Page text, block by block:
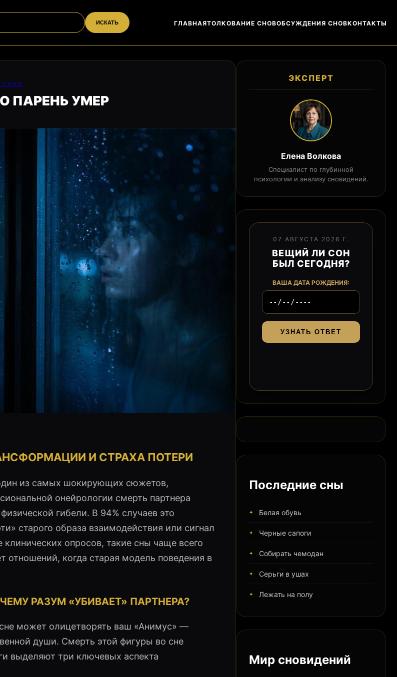
ИСКАТЬ ГЛАВНАЯТОЛКОВАНИЕ СНОВОБСУЖДЕНИЯ СНОВКОНТАКТЫ
СНОВ
ПАРЕНЬ УМЕР
И СТРАХА ПОТЕРИ
из самых шокирующих сюжетов,
онейрологии смерть партнера
гибели. В 94% случаев это
старого образа взаимодействия или сигнал
опросов, такие сны чаще всего
когда старая модель поведения в
РАЗУМ «УБИВАЕТ» ПАРТНЕРА?
может олицетворять ваш «Анимус» —
души. Смерть этой фигуры во сне
выделяют три ключевых аспекта
ЭКСПЕРТ
Елена Волкова
Специалист по глубинной
психологии и анализу сновидений.
07 АВГУСТА 2026 Г.
ВЕЩИЙ ЛИ СОН
БЫЛ СЕГОДНЯ?
ВАША ДАТА РОЖДЕНИЯ:
УЗНАТЬ ОТВЕТ
Последние сны
Белая обувь
Черные сапоги
Собирать чемодан
Серьги в ушах
Лежать на полу
Мир сновидений